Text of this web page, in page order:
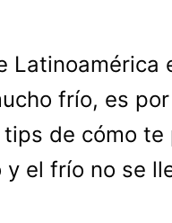
Latinoamérica
frío, es
de cómo te
el frío no se